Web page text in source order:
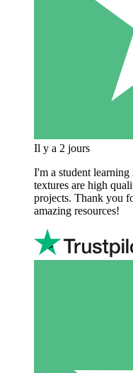
Il y a 2 jours
I'm a student
textures are high
projects. Thank you
amazing resources!